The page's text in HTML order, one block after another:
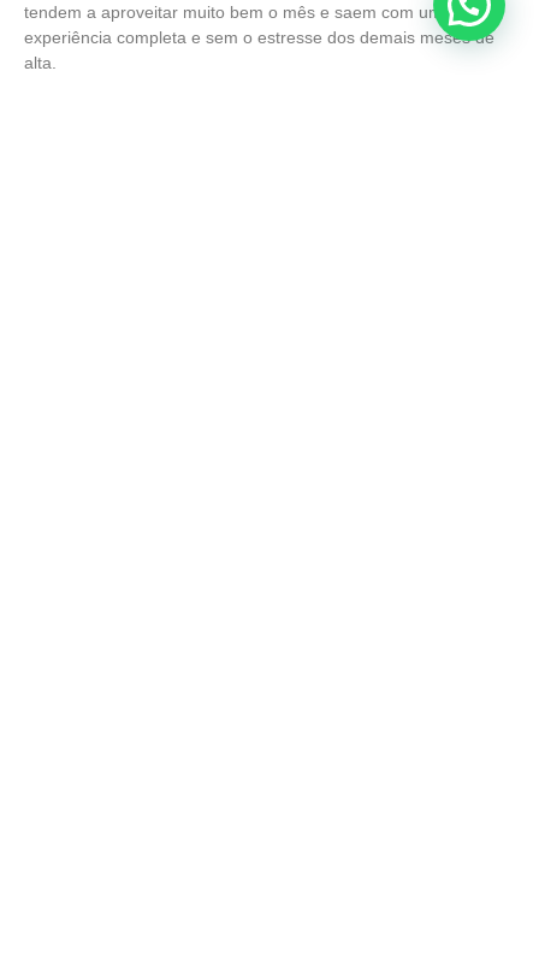
tendem a aproveitar muito bem o mês e saem com uma
experiência completa e sem o estresse dos demais meses de
alta.